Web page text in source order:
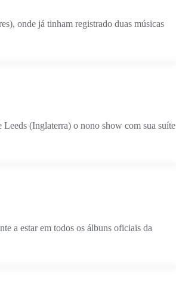
onde já tinham registrado duas músicas
(Inglaterra) o nono show com sua suíte
a estar em todos os álbuns oficiais da